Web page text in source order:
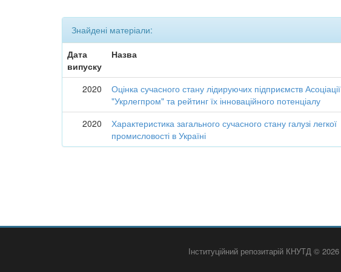
Знайдені матеріали:
Дата
випуску
Назва
2020
Оцінка сучасного стану лідируючих підприємств Асоціації
"Укрлегпром" та рейтинг їх інноваційного потенціалу
2020
Характеристика загального сучасного стану галузі легкої
промисловості в Україні
Інституційний репозитарій КНУТД © 2026